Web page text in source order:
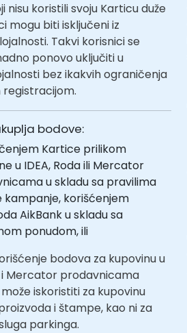
nisu koristili svoju Karticu duže
mogu biti isključeni iz
Takvi korisnici se
ponovo uključiti u
bez ikakvih ograničenja
bodove:
Kartice prilikom
u IDEA, Roda ili Mercator
u skladu sa pravilima
kampanje, korišćenjem
AikBank u skladu sa
ponudom, ili
bodova za kupovinu u
i Mercator prodavnicama
iskoristiti za kupovinu
i štampe, kao ni za
parkinga.